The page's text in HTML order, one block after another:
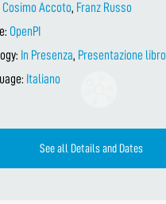
Cosimo Accoto, Franz Russo
OpenPI
In Presenza, Presentazione libro
Italiano
See all Details and Dates